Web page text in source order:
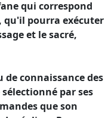
qui correspond
qu'il pourra exécuter
et le sacré,
connaissance des
par ses
que son